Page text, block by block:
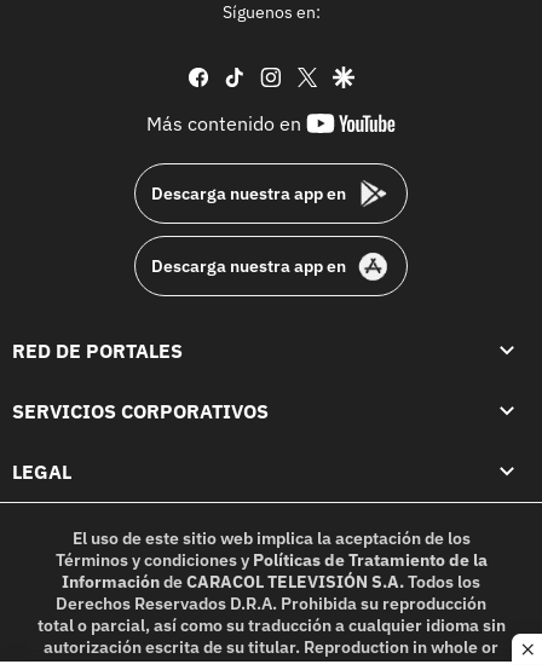
Síguenos en:
facebook
tiktok instagram
twittergoogle
Más contenido en
youtube-
Descarga nuestra app en
Descarga nuestra app en
RED DE PORTALES
SERVICIOS CORPORATIVOS
LEGAL
El uso de este sitio web implica la aceptación de los
Términos y condicionesy Políticas de Tratamiento de la
InformacióndeCARACOL TELEVISIÓN S.A.Todos los
Derechos Reservados D.R.A. Prohibida su reproducción
total o parcial, así como su traducción a cualquier idioma sin
autorización escrita de su titular. Reproduction in whole or